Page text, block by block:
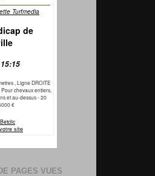
PAGES VUES